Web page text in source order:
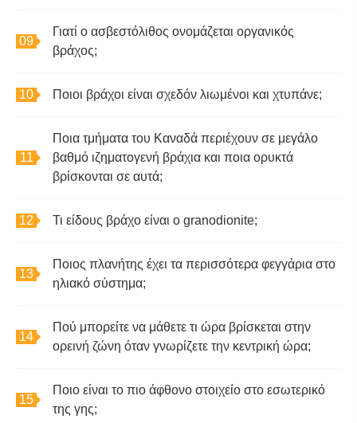
Γιατί ο ασβεστόλιθος ονομάζεται οργανικός
βράχος;
Ποιοι βράχοι είναι σχεδόν λιωμένοι και χτυπάνε;
Ποια τμήματα του Καναδά περιέχουν σε μεγάλο
βαθμό ιζηματογενή βράχια και ποια ορυκτά
βρίσκονται σε αυτά;
Τι είδους βράχο είναι ο granodionite;
Ποιος πλανήτης έχει τα περισσότερα φεγγάρια στο
ηλιακό σύστημα;
Πού μπορείτε να μάθετε τι ώρα βρίσκεται στην
ορεινή ζώνη όταν γνωρίζετε την κεντρική ώρα;
Ποιο είναι το πιο άφθονο στοιχείο στο εσωτερικό
της γης;